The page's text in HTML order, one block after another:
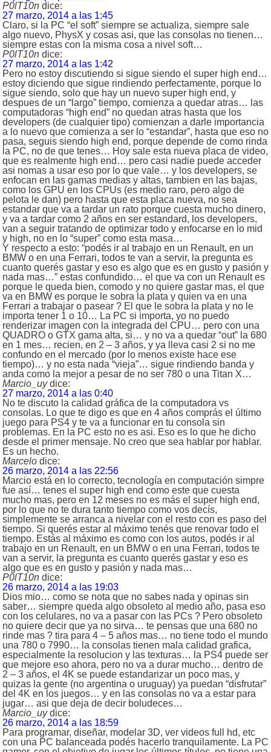
P0lT10n dice:
27 marzo, 2014 a las 1:45
Claro, si la PC “el soft” siempre se actualiza, siempre sale
algo nuevo, PhysX y cosas asi, que las consolas no tienen…
siempre estas con la misma cosa a nivel soft…
P0lT10n dice:
27 marzo, 2014 a las 1:42
Pero no estoy discutiendo si sigue siendo el super high end…
estoy diciendo que sigue rindiendo perfectamente, porque lo
sigue siendo, solo que hay un nuevo super high end, y
despues de un “largo” tiempo, comienza a quedar atras… las
computadoras “high end” no quedan atras hasta que los
developers (de cualquier tipo) comienzan a darle importancia
a lo nuevo que comienza a ser lo “estandar”, hasta que eso no
pasa, seguis siendo high end, porque depende de como rinda
la PC, no de que tenes… Hoy sale esta nueva placa de video,
que es realmente high end… pero casi nadie puede acceder
asi nomas a usar eso por lo que vale… y los developers, se
enfocan en las gamas medias y altas, tambien en las bajas,
como los GPU en los CPUs (es medio raro, pero algo de
pelota le dan) pero hasta que esta placa nueva, no sea
estandar que va a tardar un rato porque cuesta mucho dinero,
y va a tardar como 2 años en ser estandard, los developers,
van a seguir tratando de optimizar todo y enfocarse en lo mid
y high, no en lo “super” como esta masa…
Y respecto a esto: “podés ir al trabajo en un Renault, en un
BMW o en una Ferrari, todos te van a servir, la pregunta es
cuanto querés gastar y eso es algo que es en gusto y pasión y
nada mas…” estas confundido… el que va con un Renault es
porque le queda bien, comodo y no quiere gastar mas, el que
va en BMW es porque le sobra la plata y quien va en una
Ferrari a trabajar o pasear ? El que le sobra la plata y no le
importa tener 1 o 10… La PC si importa, yo no puedo
renderizar imagen con la integrada del CPU… pero con una
QUADRO o GTX gama alta, si… y no va a quedar “out” la 680
en 1 mes… recien, en 2 – 3 años, y ya lleva casi 2 si no me
confundo en el mercado (por lo menos existe hace ese
tiempo)… y no esta nada “vieja”… sigue rindiendo banda y
anda como la mejor a pesar de no ser 780 o una Titan X…
Marcio_uy dice:
27 marzo, 2014 a las 0:40
No te discuto la calidad gráfica de la computadora vs
consolas. Lo que te digo es que en 4 años comprás el último
juego para PS4 y te va a funcionar en tu consola sin
problemas. En la PC esto no es asi. Eso es lo que he dicho
desde el primer mensaje. No creo que sea hablar por hablar.
Es un hecho.
Marcelo dice:
26 marzo, 2014 a las 22:56
Marcio está en lo correcto, tecnología en computación simpre
fue así… tenes el super high end como este que cuesta
mucho mas, pero en 12 meses no es más el super high end,
por lo que no te dura tanto tiempo como vos decís,
simplemente se arranca a nivelar con el resto con es paso del
tiempo. Si querés estar al máximo tenés que renovar todo el
tiempo. Estás al máximo es como con los autos, podés ir al
trabajo en un Renault, en un BMW o en una Ferrari, todos te
van a servir, la pregunta es cuanto querés gastar y eso es
algo que es en gusto y pasión y nada mas…
P0lT10n dice:
26 marzo, 2014 a las 19:03
Dios mio… como se nota que no sabes nada y opinas sin
saber… siempre queda algo obsoleto al medio año, pasa eso
con los celulares, no va a pasar con las PCs ? Pero obsoleto
no quiere decir que ya no sirva… te pensas que una 680 no
rinde mas ? tira para 4 – 5 años mas… no tiene todo el mundo
una 780 o 7990… la consolas tienen mala calidad grafica,
especialmente la resolucion y las texturas… la PS4 puede ser
que mejore eso ahora, pero no va a durar mucho… dentro de
2 – 3 años, el 4K se puede estandarizar un poco mas, y
quizas la gente (no argentina o uruguay) ya puedan “disfrutar”
del 4K en los juegos… y en las consolas no va a estar para
jugar… asi que deja de decir boludeces…
Marcio_uy dice:
26 marzo, 2014 a las 18:59
Para programar, diseñar, modelar 3D, ver videos full hd, etc
con una PC balanceada podés hacerlo tranquilamente. La PC